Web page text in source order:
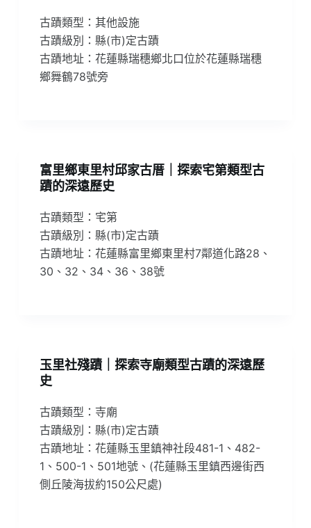
古蹟類型：其他設施
古蹟級別：縣(市)定古蹟
古蹟地址：花蓮縣瑞穗鄉北口位於花蓮縣瑞穗
鄉舞鶴78號旁
富里鄉東里村邱家古厝｜探索宅第類型古
蹟的深遠歷史
古蹟類型：宅第
古蹟級別：縣(市)定古蹟
古蹟地址：花蓮縣富里鄉東里村7鄰道化路28、
30、32、34、36、38號
玉里社殘蹟｜探索寺廟類型古蹟的深遠歷
史
古蹟類型：寺廟
古蹟級別：縣(市)定古蹟
古蹟地址：花蓮縣玉里鎮神社段481-1、482-
1、500-1、501地號、(花蓮縣玉里鎮西邊街西
側丘陵海拔約150公尺處)